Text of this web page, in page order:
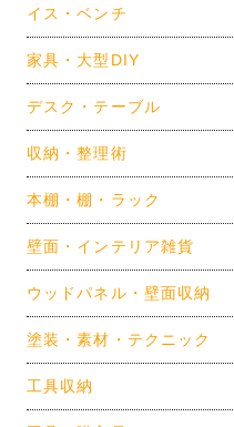
イス・ベンチ
家具・大型DIY
デスク・テーブル
収納・整理術
本棚・棚・ラック
壁面・インテリア雑貨
ウッドパネル・壁面収納
塗装・素材・テクニック
工具収納